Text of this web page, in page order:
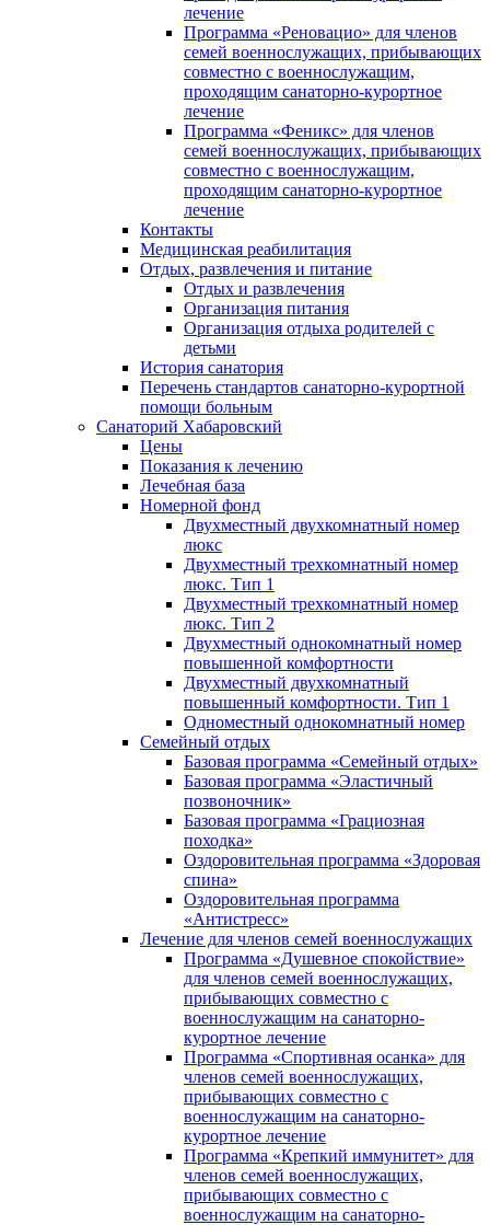
лечение
Программа «Реновацио» для членов
семей военнослужащих, прибывающих
совместно с военнослужащим,
проходящим санаторно-курортное
лечение
Программа «Феникс» для членов
семей военнослужащих, прибывающих
совместно с военнослужащим,
проходящим санаторно-курортное
лечение
Контакты
Медицинская реабилитация
Отдых, развлечения и питание
Отдых и развлечения
Организация питания
Организация отдыха родителей с
детьми
История санатория
Перечень стандартов санаторно-курортной
помощи больным
Санаторий Хабаровский
Цены
Показания к лечению
Лечебная база
Номерной фонд
Двухместный двухкомнатный номер
люкс
Двухместный трехкомнатный номер
люкс. Тип 1
Двухместный трехкомнатный номер
люкс. Тип 2
Двухместный однокомнатный номер
повышенной комфортности
Двухместный двухкомнатный
повышенный комфортности. Тип 1
Одноместный однокомнатный номер
Семейный отдых
Базовая программа «Семейный отдых»
Базовая программа «Эластичный
позвоночник»
Базовая программа «Грациозная
походка»
Оздоровительная программа «Здоровая
спина»
Оздоровительная программа
«Антистресс»
Лечение для членов семей военнослужащих
Программа «Душевное спокойствие»
для членов семей военнослужащих,
прибывающих совместно с
военнослужащим на санаторно-
курортное лечение
Программа «Спортивная осанка» для
членов семей военнослужащих,
прибывающих совместно с
военнослужащим на санаторно-
курортное лечение
Программа «Крепкий иммунитет» для
членов семей военнослужащих,
прибывающих совместно с
военнослужащим на санаторно-